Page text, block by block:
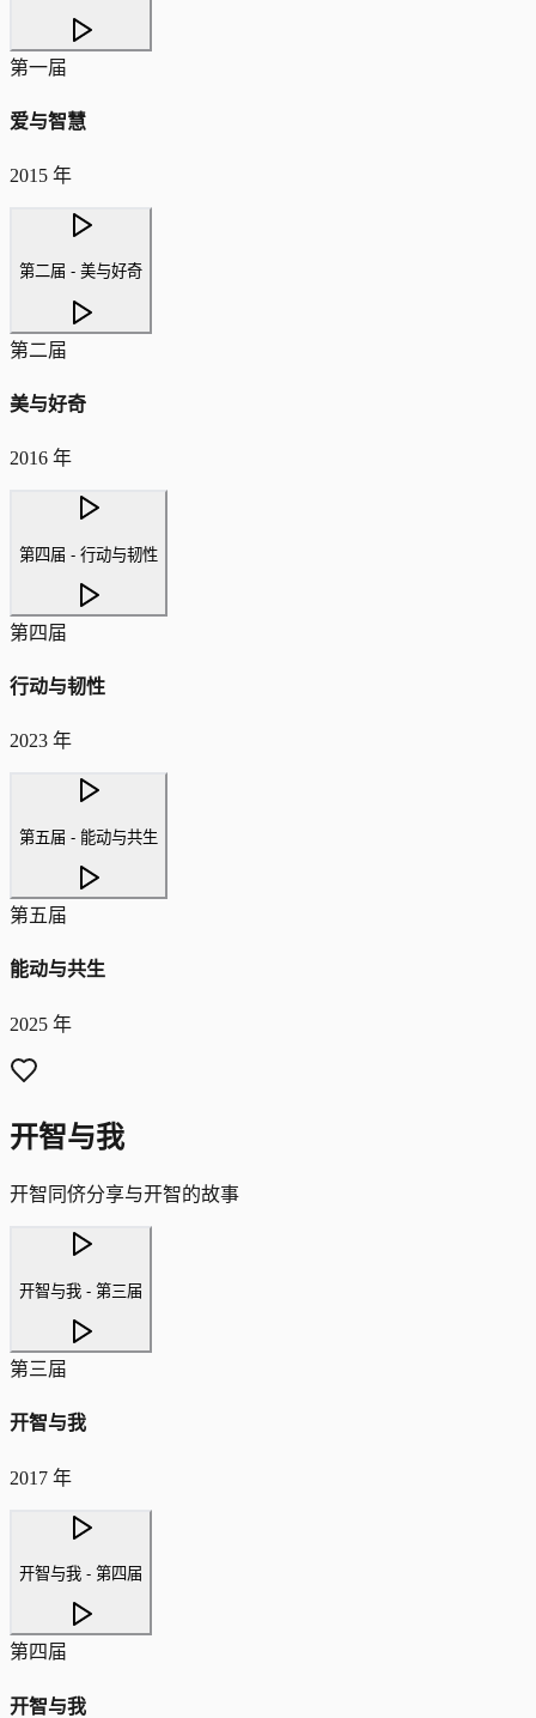
第一届
爱与智慧
2015 年
第二届 - 美与好奇
第二届
美与好奇
2016 年
第四届 - 行动与韧性
第四届
行动与韧性
2023 年
第五届 - 能动与共生
第五届
能动与共生
2025 年
开智与我
开智同侪分享与开智的故事
开智与我 - 第三届
第三届
开智与我
2017 年
开智与我 - 第四届
第四届
开智与我